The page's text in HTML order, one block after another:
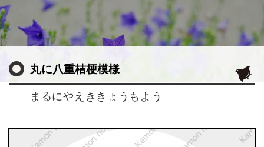
丸に八重桔梗模様
まるにやえききょうもよう